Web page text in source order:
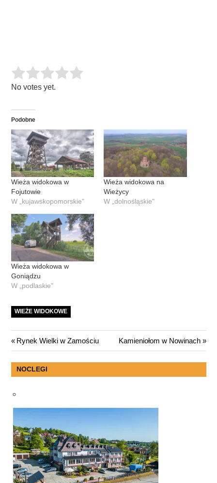
Rate this item:
No votes yet.
Podobne
Wieża widokowa w
Fojutowie
W „kujawskopomorskie"
Wieża widokowa na
Wieżycy
W „dolnośląskie"
Wieża widokowa w
Goniądzu
W „podlaskie"
WIEŻE WIDOKOWE
Nawigacja
wpisu
Previous
Post:
Rynek Wielki w Zamościu
Next
Post:
Kamieniołom w Nowinach
NOCLEGI